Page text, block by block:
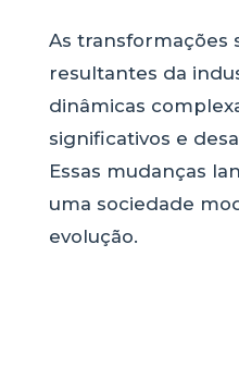
As transformações
resultantes da
dinâmicas
significativos e
Essas mudanças
uma sociedade
evolução.